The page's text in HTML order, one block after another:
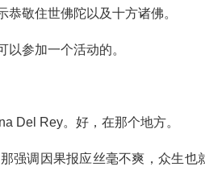
敬住世佛陀以及十方诸佛。
参加一个活动的。
Del Rey。好，在那个地方。
强调因果报应丝毫不爽，众生也